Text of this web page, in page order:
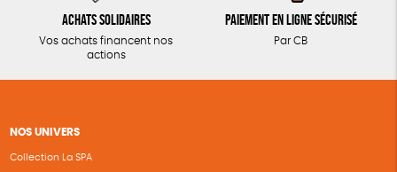
Achats solidaires
Vos achats financent nos
actions
Paiement en ligne sécurisé
Par CB
NOS UNIVERS
Collection La SPA